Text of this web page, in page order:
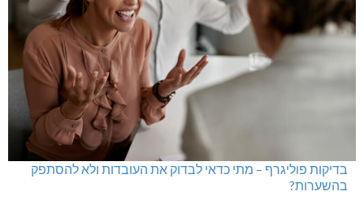
בדיקות פוליגרף – מתי כדאי לבדוק את העובדות ולא להסתפק
בהשערות?